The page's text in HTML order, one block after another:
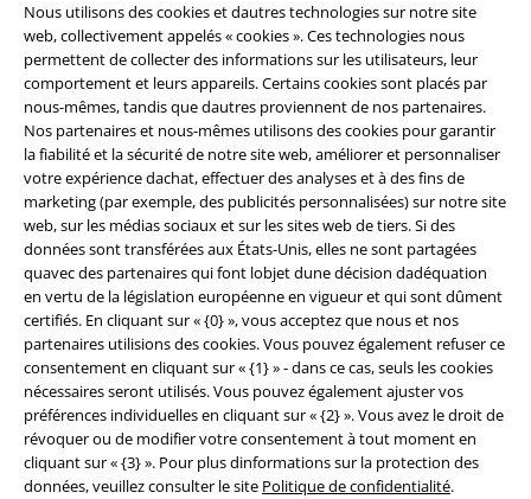
Nous utilisons des cookies et dautres technologies sur notre site
web, collectivement appelés « cookies ». Ces technologies nous
permettent de collecter des informations sur les utilisateurs, leur
comportement et leurs appareils. Certains cookies sont placés par
nous-mêmes, tandis que dautres proviennent de nos partenaires.
Nos partenaires et nous-mêmes utilisons des cookies pour garantir
la fiabilité et la sécurité de notre site web, améliorer et personnaliser
votre expérience dachat, effectuer des analyses et à des fins de
marketing (par exemple, des publicités personnalisées) sur notre site
web, sur les médias sociaux et sur les sites web de tiers. Si des
données sont transférées aux États-Unis, elles ne sont partagées
quavec des partenaires qui font lobjet dune décision dadéquation
en vertu de la législation européenne en vigueur et qui sont dûment
certifiés. En cliquant sur « {0} », vous acceptez que nous et nos
partenaires utilisions des cookies. Vous pouvez également refuser ce
consentement en cliquant sur « {1} » - dans ce cas, seuls les cookies
nécessaires seront utilisés. Vous pouvez également ajuster vos
préférences individuelles en cliquant sur « {2} ». Vous avez le droit de
révoquer ou de modifier votre consentement à tout moment en
cliquant sur « {3} ». Pour plus dinformations sur la protection des
données, veuillez consulter le site Politique de confidentialité.
Stock faible % Stock faible